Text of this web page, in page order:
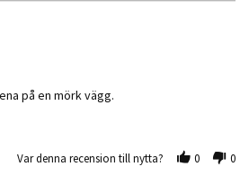
på en mörk vägg.
Var denna recension till nytta? 0 0